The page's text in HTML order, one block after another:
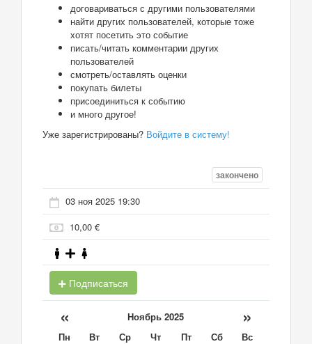
договариваться с другими пользователями
найти других пользователей, которые тоже
хотят посетить это событие
писать/читать комментарии других
пользователей
смотреть/оставлять оценки
покупать билеты
присоединиться к событию
и много другое!
Уже зарегистрированы? Войдите в систему!
закончено
03 ноя 2025 19:30
10,00 €
Подписаться
« Ноябрь 2025 »
Пн Вт Ср Чт Пт Сб
Вс